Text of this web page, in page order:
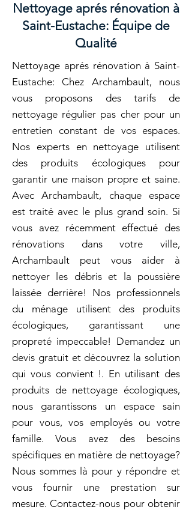
Nettoyage aprés rénovation à
Saint-Eustache: Équipe de
Qualité
Nettoyage aprés rénovation à Saint-
Eustache: Chez Archambault, nous
vous proposons des tarifs de
nettoyage régulier pas cher pour un
entretien constant de vos espaces.
Nos experts en nettoyage utilisent
des produits écologiques pour
garantir une maison propre et saine.
Avec Archambault, chaque espace
est traité avec le plus grand soin. Si
vous avez récemment effectué des
rénovations dans votre ville,
Archambault peut vous aider à
nettoyer les débris et la poussière
laissée derrière! Nos professionnels
du ménage utilisent des produits
écologiques, garantissant une
propreté impeccable! Demandez un
devis gratuit et découvrez la solution
qui vous convient !. En utilisant des
produits de nettoyage écologiques,
nous garantissons un espace sain
pour vous, vos employés ou votre
famille. Vous avez des besoins
spécifiques en matière de nettoyage?
Nous sommes là pour y répondre et
vous fournir une prestation sur
mesure. Contactez-nous pour obtenir